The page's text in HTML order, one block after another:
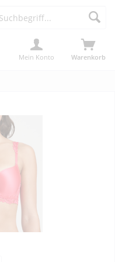
Warenkorb
Mein Konto